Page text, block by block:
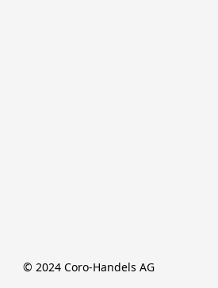
© 2024 Coro-Handels AG